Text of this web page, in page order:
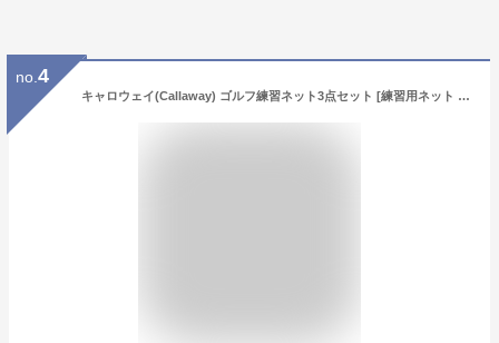
no. 4
キャロウェイ(Callaway) ゴルフ練習ネット3点セット [練習用ネット ヒッティングマット ボールキャディセット] 070021500114